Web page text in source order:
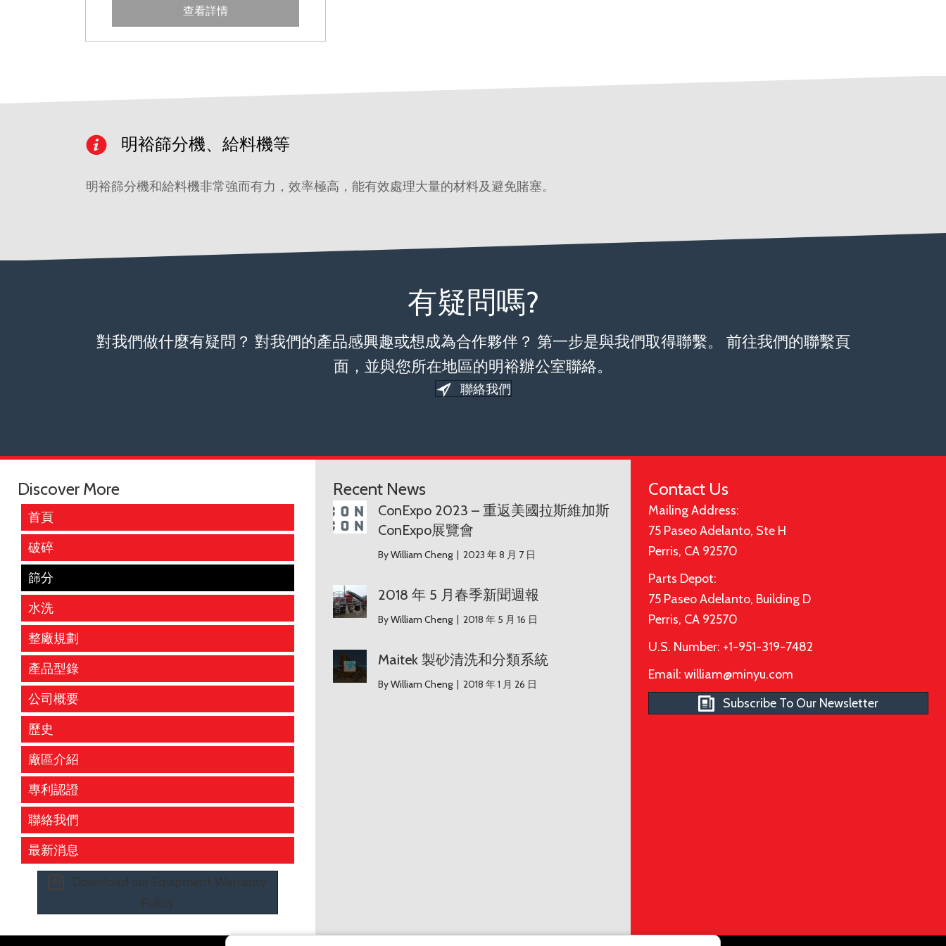
查看詳情
明裕篩分機、給料機等
明裕篩分機和給料機非常強而有力，效率極高，能有效處理大量的材料及避免賭塞。
有疑問嗎?
對我們做什麼有疑問？ 對我們的產品感興趣或想成為合作夥伴？ 第一步是與我們取得聯繫。 前往我們的聯繫頁
面，並與您所在地區的明裕辦公室聯絡。
聯絡我們
Discover More
首頁
破碎
篩分
水洗
整廠規劃
產品型錄
公司概要
歷史
廠區介紹
專利認證
聯絡我們
最新消息
Download our Equipment Warranty
Policy
Recent News
ConExpo 2023 – 重返美國拉斯維加斯ConExpo展覽會
ConExpo 2023 – 重返美國拉斯維加斯
ConExpo展覽會
ByWilliam Cheng | 2023 年 8 月 7 日
2018 年 5 月春季新聞週報
2018 年 5 月春季新聞週報
ByWilliam Cheng | 2018 年 5 月 16 日
Maitek 製砂清洗和分類系統
Maitek 製砂清洗和分類系統
ByWilliam Cheng | 2018 年 1 月 26 日
Contact Us
Mailing Address:
75 Paseo Adelanto, Ste H
Perris, CA 92570
Parts Depot:
75 Paseo Adelanto, Building D
Perris, CA 92570
U.S. Number: +1-951-319-7482
Email: william@minyu.com
Subscribe To Our Newsletter